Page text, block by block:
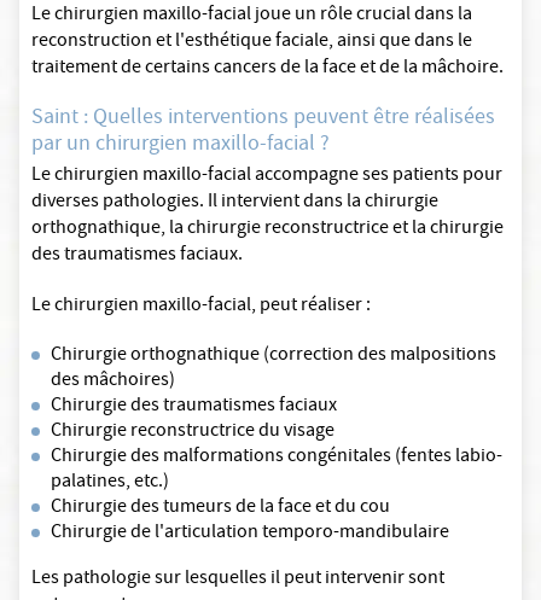
Le chirurgien maxillo-facial joue un rôle crucial dans la
reconstruction et l'esthétique faciale, ainsi que dans le
traitement de certains cancers de la face et de la mâchoire.
Saint : Quelles interventions peuvent être réalisées
par un chirurgien maxillo-facial ?
Le chirurgien maxillo-facial accompagne ses patients pour
diverses pathologies. Il intervient dans la chirurgie
orthognathique, la chirurgie reconstructrice et la chirurgie
des traumatismes faciaux.
Le chirurgien maxillo-facial, peut réaliser :
Chirurgie orthognathique (correction des malpositions
des mâchoires)
Chirurgie des traumatismes faciaux
Chirurgie reconstructrice du visage
Chirurgie des malformations congénitales (fentes labio-
palatines, etc.)
Chirurgie des tumeurs de la face et du cou
Chirurgie de l'articulation temporo-mandibulaire
Les pathologie sur lesquelles il peut intervenir sont